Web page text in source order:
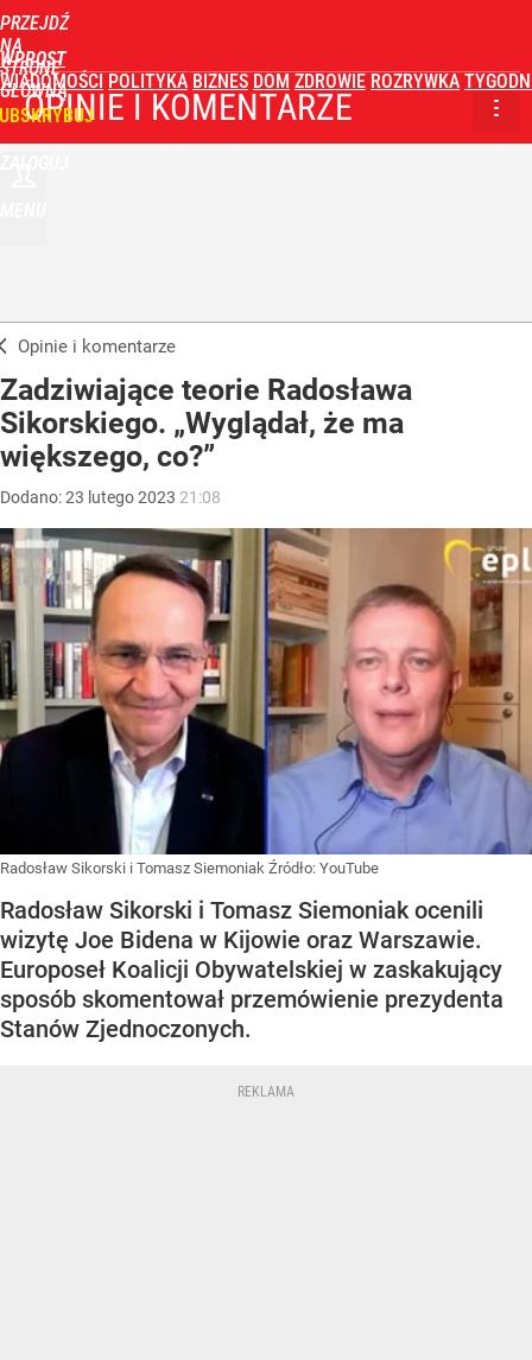
PRZEJDŹ
NA
STRONĘ
GŁÓWNĄ
WPROST
WIADOMOŚCI POLITYKA BIZNES DOM ZDROWIE ROZRYWKA
OPINIE I KOMENTARZE
Opinie i komentarze
Zadziwiające teorie Radosława
Sikorskiego. „Wyglądał, że ma
większego, co?”
Dodano:23 lutego2023 21:08
Radosław Sikorski i Tomasz Siemoniak Źródło: YouTube
Radosław Sikorski i Tomasz Siemoniak ocenili
wizytę Joe Bidena w Kijowie oraz Warszawie.
Europoseł Koalicji Obywatelskiej w zaskakujący
sposób skomentował przemówienie prezydenta
Stanów Zjednoczonych.